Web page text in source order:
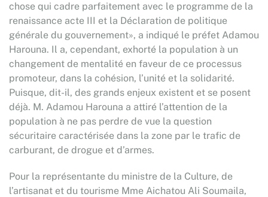
chose qui cadre parfaitement avec le programme de la
renaissance acte III et la Déclaration de politique
générale du gouvernement», a indiqué le préfet Adamou
Harouna. Il a, cependant, exhorté la population à un
changement de mentalité en faveur de ce processus
promoteur, dans la cohésion, l’unité et la solidarité.
Puisque, dit-il, des grands enjeux existent et se posent
déjà. M. Adamou Harouna a attiré l’attention de la
population à ne pas perdre de vue la question
sécuritaire caractérisée dans la zone par le trafic de
carburant, de drogue et d’armes.
Pour la représentante du ministre de la Culture, de
l’artisanat et du tourisme Mme Aichatou Ali Soumaila,